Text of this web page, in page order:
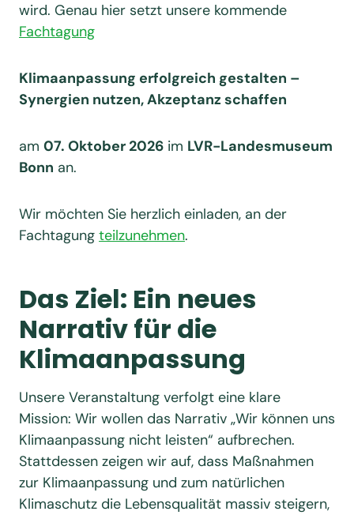
wird. Genau hier setzt unsere kommende
Fachtagung
Klimaanpassung erfolgreich gestalten –
Synergien nutzen, Akzeptanz schaffen
am 07. Oktober 2026 im LVR-Landesmuseum
Bonn an.
Wir möchten Sie herzlich einladen, an der
Fachtagung teilzunehmen.
Das Ziel: Ein neues
Narrativ für die
Klimaanpassung
Unsere Veranstaltung verfolgt eine klare
Mission: Wir wollen das Narrativ „Wir können uns
Klimaanpassung nicht leisten“ aufbrechen.
Stattdessen zeigen wir auf, dass Maßnahmen
zur Klimaanpassung und zum natürlichen
Klimaschutz die Lebensqualität massiv steigern,